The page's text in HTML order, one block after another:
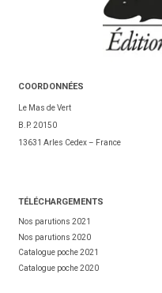
COORDONNÉES
Le Mas de Vert
B.P. 20150
13631 Arles Cedex – France
TÉLÉCHARGEMENTS
Nos parutions 2021
Nos parutions 2020
Catalogue poche 2021
Catalogue poche 2020